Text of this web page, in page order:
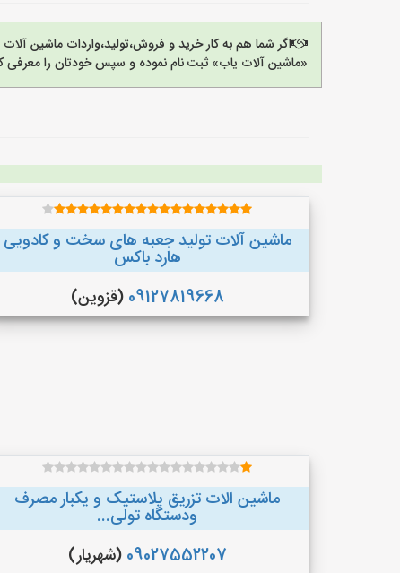
اگر شما هم به کار خرید و فروش،تولید،واردات ماشین
«ماشین آلات یاب» ثبت نام نموده و سپس خودتان را معرفی
ماشین آلات تولید جعبه های سخت و کادویی
هارد باکس
09127819668 (قزوین)
ماشین الات تزریق پلاستیک و یکبار مصرف
ودستگاه تولی...
09027552207 (شهریار)